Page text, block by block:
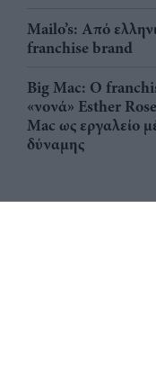
Mailo’s: Από
franchise brand
Big Mac: Ο
«νονά» Esther
Mac ως εργαλείο
δύναμης